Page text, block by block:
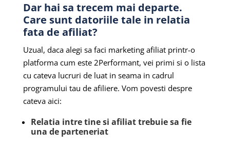
Dar hai sa trecem mai departe.
Care sunt datoriile tale in relatia
fata de afiliat?
Uzual, daca alegi sa faci marketing afiliat printr-o
platforma cum este 2Performant, vei primi si o lista
cu cateva lucruri de luat in seama in cadrul
programului tau de afiliere. Vom povesti despre
cateva aici:
Relatia intre tine si afiliat trebuie sa fie
una de parteneriat